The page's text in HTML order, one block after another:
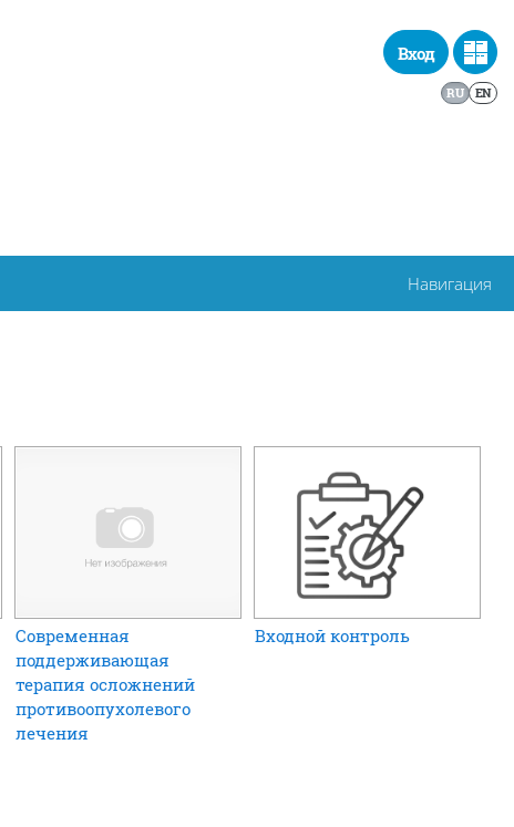
Вход
RU EN
Современная
поддерживающая
терапия осложнений
противоопухолевого
лечения
Входной контроль
Навигация